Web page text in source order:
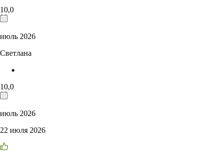
10,0
июль 2026
Светлана
10,0
июль 2026
22 июля 2026